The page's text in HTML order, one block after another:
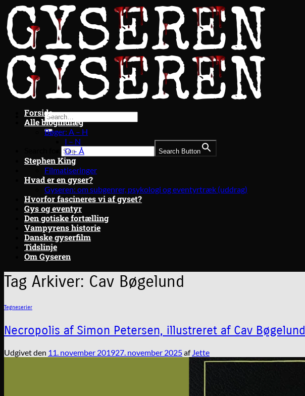
Fortsæt
til
indhold
Search Button
Forside
Alle blogindlæg
Bøger: A – H
I – N
O – Å
Stephen King
Filmatiseringer
Hvad er en gyser?
Gyseren: om subgenrer, psykologi og eventyrtræk (uddrag)
Hvorfor fascineres vi af gyset?
Gys og eventyr
Den gotiske fortælling
Vampyrens historie
Danske gyserfilm
Tidslinje
Om Gyseren
Tag Arkiver: Cav Bøgelund
Tegneserier
Necropolis af Simon Petersen, illustreret af Cav Bøgelund
Udgivet den 11. november 201927. november 2025af Jette